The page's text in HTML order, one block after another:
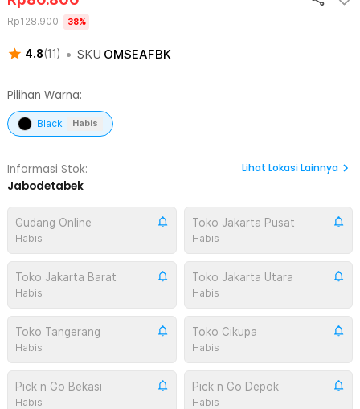
4.8(11) • SKU OMSEAFBK
Rp128.900 38%
Pilihan Warna:
Black Habis
Informasi Stok:
Jabodetabek
Lihat Lokasi Lainnya
Gudang Online
Habis
Toko Jakarta Pusat
Habis
Toko Jakarta Barat
Habis
Toko Jakarta Utara
Habis
Toko Tangerang
Habis
Toko Cikupa
Habis
Pick n Go Bekasi
Habis
Pick n Go Depok
Habis